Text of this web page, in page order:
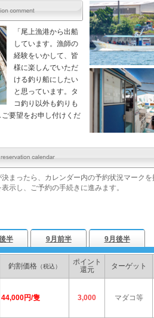
「尾上漁港から出船
しています。漁師の
経験をいかして、皆
様に楽しんでいただ
ける釣り船にしたい
と思っています。タ
コ釣り以外も釣りも
要望をお申し付けくだ
まったら、カレンダー内の予約状況マーク
示し、ご予約の手続きに進みます。
半 9月前半 9月後半
釣割価格（税込）
ポイント
還元
ターゲット
44,000円/隻 3,000 マダコ等